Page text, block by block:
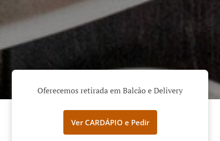
Oferecemos retirada em Balcão e Delivery
Ver CARDÁPIO e Pedir